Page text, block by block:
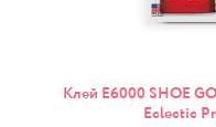
Клей E6000 SHOE
Eclectic